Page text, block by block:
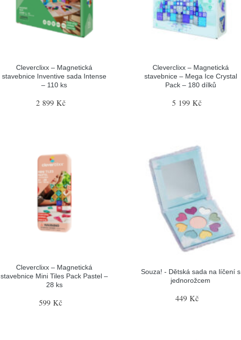
Cleverclixx – Magnetická
stavebnice Inventive sada Intense
– 110 ks
2 899 Kč
Cleverclixx – Magnetická
stavebnice – Mega Ice Crystal
Pack – 180 dílků
5 199 Kč
Cleverclixx – Magnetická
stavebnice Mini Tiles Pack Pastel –
28 ks
599 Kč
Souza! - Dětská sada na líčení s
jednorožcem
449 Kč